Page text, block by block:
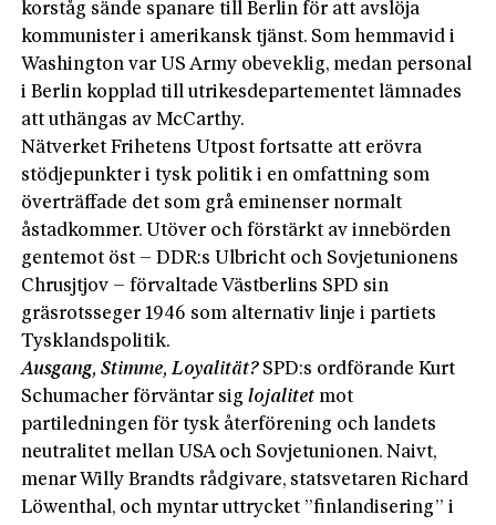
korståg sände spanare till Berlin för att avslöja
kommunister i amerikansk tjänst. Som hemmavid i
Washington var US Army obeveklig, medan personal
i Berlin kopplad till utrikesdepartementet lämnades
att uthängas av McCarthy.
Nätverket Frihetens Utpost fortsatte att erövra
stödjepunkter i tysk politik i en omfattning som
överträffade det som grå eminenser normalt
åstadkommer. Utöver och förstärkt av innebörden
gentemot öst – DDR:s Ulbricht och Sovjetunionens
Chrusjtjov – förvaltade Västberlins SPD sin
gräsrotsseger 1946 som alternativ linje i partiets
Tysklandspolitik.
Ausgang, Stimme, Loyalität?SPD:s ordförande Kurt
Schumacher förväntar siglojalitet mot
partiledningen för tysk återförening och landets
neutralitet mellan USA och Sovjetunionen. Naivt,
menar Willy Brandts rådgivare, statsvetaren Richard
Löwenthal, och myntar uttrycket ”finlandisering” i